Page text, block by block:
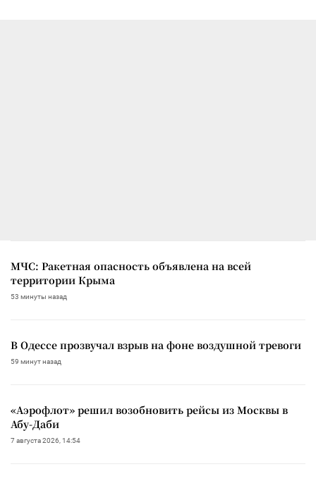
МЧС: Ракетная опасность объявлена на всей
территории Крыма
53 минуты назад
В Одессе прозвучал взрыв на фоне воздушной тревоги
59 минут назад
«Аэрофлот» решил возобновить рейсы из Москвы в
Абу-Даби
7 августа 2026, 14:54